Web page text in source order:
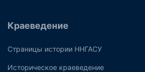
Краеведение
Страницы истории ННГАСУ
Историческое краеведение